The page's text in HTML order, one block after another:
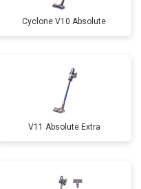
Cyclone V10 Absolute
V11 Absolute Extra